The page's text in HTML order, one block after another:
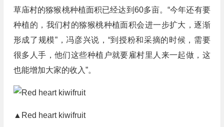
草庙村的猕猴桃种植面积已经达到60多亩。“今年还有要
种植的，我们村的猕猴桃种植面积会进一步扩大，逐渐
形成了规模”，冯彦兴说，“到授粉和采摘的时候，需要
很多人手，他们这些种植户就要雇村里人来一起做，这
也能增加大家的收入”。
▲Red heart kiwifruit